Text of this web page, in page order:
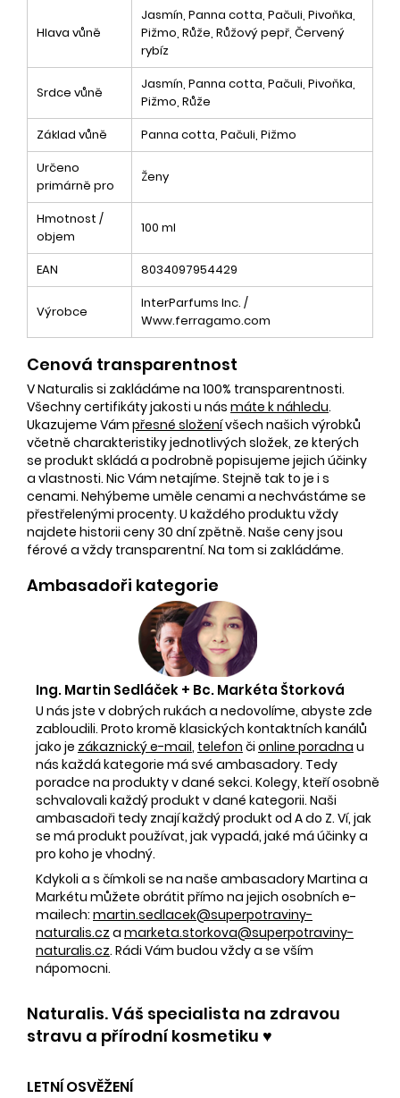
Hlava vůně
Jasmín, Panna cotta, Pačuli, Pivoňka,
Pižmo, Růže, Růžový pepř, Červený
rybíz
Srdce vůně
Jasmín, Panna cotta, Pačuli, Pivoňka,
Pižmo, Růže
Základ vůně
Panna cotta, Pačuli, Pižmo
Určeno
primárně pro
Ženy
Hmotnost /
objem
100 ml
EAN 8034097954429
Výrobce
InterParfums Inc. /
Www.ferragamo.com
Cenová transparentnost
V Naturalis si zakládáme na 100% transparentnosti.
Všechny certifikáty jakosti u nás máte k náhledu.
Ukazujeme Vám přesné složenívšech našich výrobků
včetně charakteristiky jednotlivých složek, ze kterých
se produkt skládá a podrobně popisujeme jejich účinky
a vlastnosti. Nic Vám netajíme. Stejně tak to je i s
cenami. Nehýbeme uměle cenami a nechvástáme se
přestřelenými procenty. U každého produktu vždy
najdete historii ceny 30 dní zpětně. Naše ceny jsou
férové a vždy transparentní. Na tom si zakládáme.
Ambasadoři kategorie
Ing. Martin Sedláček + Bc. Markéta Štorková
U nás jste v dobrých rukách a nedovolíme, abyste zde
zabloudili. Proto kromě klasických kontaktních kanálů
jako je zákaznický e-mail, telefon či online poradna u
nás každá kategorie má své ambasadory. Tedy
poradce na produkty v dané sekci. Kolegy, kteří osobně
schvalovali každý produkt v dané kategorii. Naši
ambasadoři tedy znají každý produkt od A do Z. Ví, jak
se má produkt používat, jak vypadá, jaké má účinky a
pro koho je vhodný.
Kdykoli a s čímkoli se na naše ambasadory Martina a
Markétu můžete obrátit přímo na jejich osobních e-
mailech: martin.sedlacek@superpotraviny-
naturalis.cz a marketa.storkova@superpotraviny-
naturalis.cz. Rádi Vám budou vždy a se vším
nápomocni.
Naturalis. Váš specialista na zdravou
stravu a přírodní kosmetiku ♥️
LETNÍ OSVĚŽENÍ